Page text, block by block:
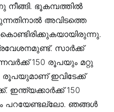
നീങ്ങി. ഭൂകമ്പത്തിൽ
അവിടത്തെ
സാർക്ക്
150 രൂപയും മറ്റു
രൂപയുമാണ് ഇവിടേക്ക്
ഇന്ത്യക്കാർക്ക് 150
പറയേണ്ടല്ലോ. ഞങ്ങൾ